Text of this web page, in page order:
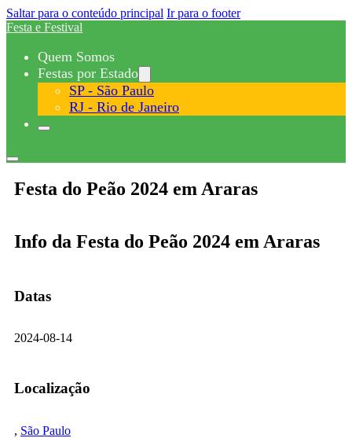
Saltar para o conteúdo principal Ir para o footer
Festa e Festival
Quem Somos
Festas por Estado
SP - São Paulo
RJ - Rio de Janeiro
Festa do Peão 2024 em Araras
Info da Festa do Peão 2024 em Araras
Datas
2024-08-14
Localização
, São Paulo